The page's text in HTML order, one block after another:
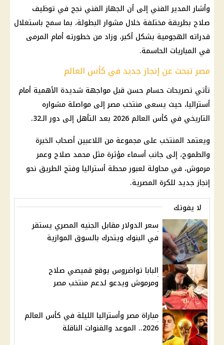
وأشار المدير الفني إلى أن الجهاز الفني نجح في توظيف
صلاح بطريقة مختلفة خلال مشوار البطولة، بما سمح باستغلال
قدراته الهجومية بشكل أكبر، وزاد من خطورته أمام المرمى
في المباريات الحاسمة.
مصر تبحث عن إنجاز جديد في كأس العالم
تأتي تصريحات حسام حسن قبل مواجهة شديدة الأهمية أمام
أستراليا، حيث يسعى منتخب مصرإلى مواصلة مشواره
التاريخي في كأس العالم 2026
بعد التأهل إلى دور الـ32.
ويعتمد المنتخب على مجموعة من اللاعبين أصحاب الخبرة
والطموح، إلى جانب أسماء مؤثرة مثل محمد صلاح وعمر
مرموش، في محاولة لعبور محطة أستراليا وفتح الطريق نحو
إنجاز جديد للكرة المصرية.
لا يفوتك
سعر الدولار مقابل الجنيه المصري يستقر
في البنوك ويتحرك بالسوق الموازية
البابا تواضروس يوقع قميصي صلاح
ومرموش ويدعو لدعم منتخب مصر
مباراة مصر وأستراليا الليلة في كأس العالم
2026.. الموعد والقنوات الناقلة